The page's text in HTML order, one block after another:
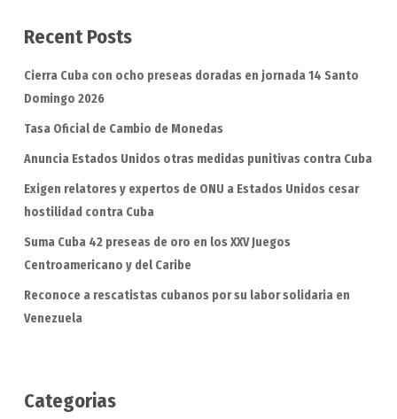
Recent Posts
Cierra Cuba con ocho preseas doradas en jornada 14 Santo
Domingo 2026
Tasa Oficial de Cambio de Monedas
Anuncia Estados Unidos otras medidas punitivas contra Cuba
Exigen relatores y expertos de ONU a Estados Unidos cesar
hostilidad contra Cuba
Suma Cuba 42 preseas de oro en los XXV Juegos
Centroamericano y del Caribe
Reconoce a rescatistas cubanos por su labor solidaria en
Venezuela
Categorias